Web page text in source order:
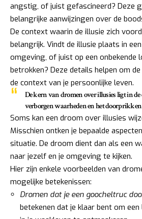
angstig, of juist gefascineerd? Deze
belangrijke aanwijzingen over de
De context waarin de illusie zich
belangrijk. Vindt de illusie plaats in
omgeving, of juist op een onbekende
betrokken? Deze details helpen om
de context van je persoonlijke leven.
De kern van dromen over illusies ligt in
verborgen waarheden en het
Soms kan een droom over illusies
Misschien ontken je bepaalde
situatie. De droom dient dan als een
naar jezelf en je omgeving te kijken.
Hier zijn enkele voorbeelden van
mogelijke betekenissen:
Dromen dat je een goocheltruc
betekenen dat je klaar bent om